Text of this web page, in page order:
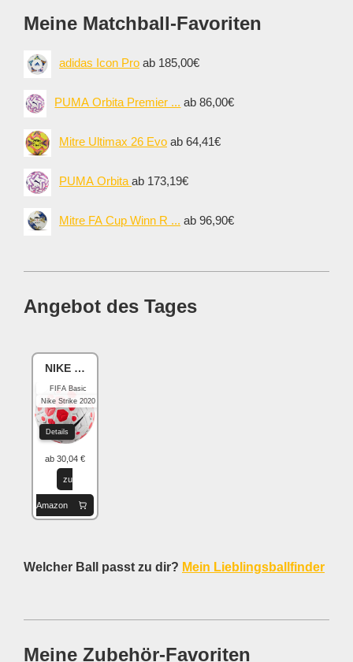
Meine Matchball-Favoriten
adidas Icon Pro ab 185,00€
PUMA Orbita Premier ... ab 86,00€
Mitre Ultimax 26 Evo ab 64,41€
PUMA Orbita ab 173,19€
Mitre FA Cup Winn R ... ab 96,90€
Angebot des Tages
NIKE Academy
FIFA Basic
Nike Strike 2020
Details
ab 30,04 €
zu
Amazon
Welcher Ball passt zu dir? Mein Lieblingsballfinder
Meine Zubehör-Favoriten